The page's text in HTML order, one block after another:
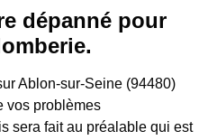
dépanné pour
Ablon-sur-Seine (94480)
vos problèmes
sera fait au préalable qui est